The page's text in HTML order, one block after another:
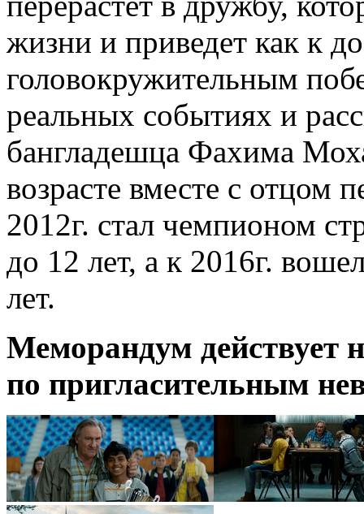
жизни и приведет как к
головокружительным
реальных событиях и
бангладешца Фахима
возрасте вместе с отцом
2012г. стал чемпионом
до 12 лет, а к 2016г.
лет.
Меморандум действует
по пригласительным